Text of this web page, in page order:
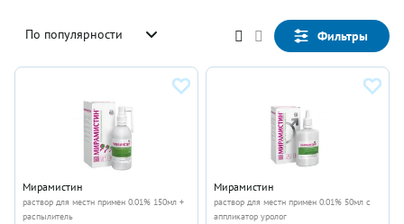
По популярности Фильтры
Мирамистин
раствор для местн примен 0.01% 150мл +
распылитель
Мирамистин
раствор для местн примен 0.01% 50мл c
аппликатор уролог